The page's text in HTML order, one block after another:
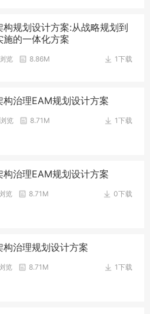
构规划设计方案:从战略规划到
施的一体化方案
1下载
览 8.86M
构治理EAM规划设计方案
1下载
览 8.71M
构治理EAM规划设计方案
0下载
览 8.71M
构治理规划设计方案
1下载
览 8.71M